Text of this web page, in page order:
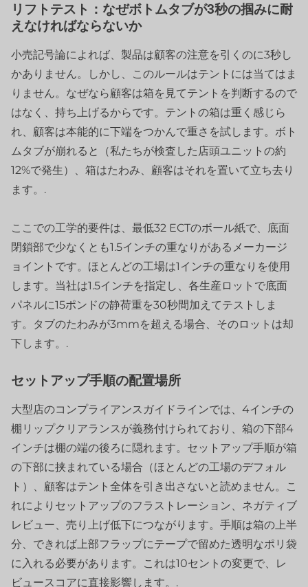
リフトテスト：なぜボトムタブが3秒の掴みに耐
えなければならないか
小売記号論によれば、製品は顧客の注意を引くのに3秒し
かありません。しかし、このルールはテントには当てはま
りません。なぜなら顧客は箱を見てテントを判断するので
はなく、持ち上げるからです。テントの箱は重く感じら
れ、顧客は本能的に下端をつかんで重さを試します。ボト
ムタブが崩れると（私たちが検査した店頭ユニットの約
12%で発生）、箱はたわみ、顧客はそれを置いて立ち去り
ます。.
ここでの工学的要件は、最低32 ECTのボール紙で、底面
閉鎖部で少なくとも1.5インチの重なりがあるメーカージ
ョイントです。ほとんどの工場は1インチの重なりを使用
します。当社は1.5インチを指定し、各生産ロットで底面
パネルに15ポンドの静荷重を30秒間加えてテストしま
す。タブのたわみが3mmを超える場合、そのロットは却
下します。.
セットアップ手順の配置場所
大型店のコンプライアンスガイドラインでは、4インチの
棚リップクリアランスが義務付けられており、箱の下部4
インチは棚の端の後ろに隠れます。セットアップ手順が箱
の下部に挟まれている場合（ほとんどの工場のデフォル
ト）、顧客はテント全体を引き出さないと読めません。こ
れによりセットアップのフラストレーション、ネガティブ
レビュー、売り上げ低下につながります。手順は箱の上半
分、できれば上部フラップにテープで留めた透明なポリ袋
に入れる必要があります。これは10セントの変更で、レ
ビュースコアに直接影響します。.